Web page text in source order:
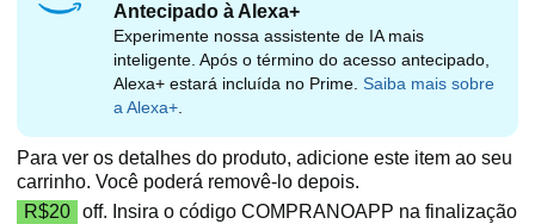
Antecipado à Alexa+
Experimente nossa assistente de IA mais
inteligente. Após o término do acesso antecipado,
Alexa+ estará incluída no Prime. Saiba mais sobre
a Alexa+.
Para ver os detalhes do produto, adicione este item ao seu
carrinho. Você poderá removê-lo depois.
R$20 off. Insira o código COMPRANOAPP na finalização